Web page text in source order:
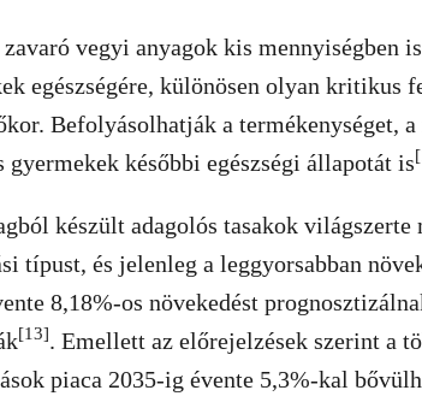
vegyi anyagok kis mennyiségben
egészségére, különösen olyan kritikus
Befolyásolhatják a termékenységet, a
gyermekek későbbi egészségi állapotát is
készült adagolós tasakok világszerte
típust, és jelenleg a leggyorsabban
8,18%-os növekedést
[13]. Emellett az előrejelzések szerint a
piaca 2035-ig évente 5,3%-kal